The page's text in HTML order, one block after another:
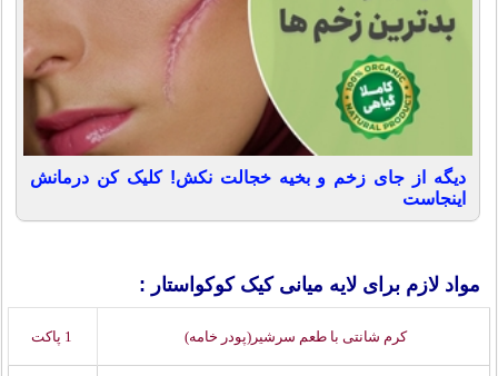
دیگه از جای زخم و بخیه خجالت نکش! کلیک کن درمانش
اینجاست
مواد لازم برای لایه میانی کیک کوکواستار :
کرم شانتی با طعم سرشیر(پودر خامه)